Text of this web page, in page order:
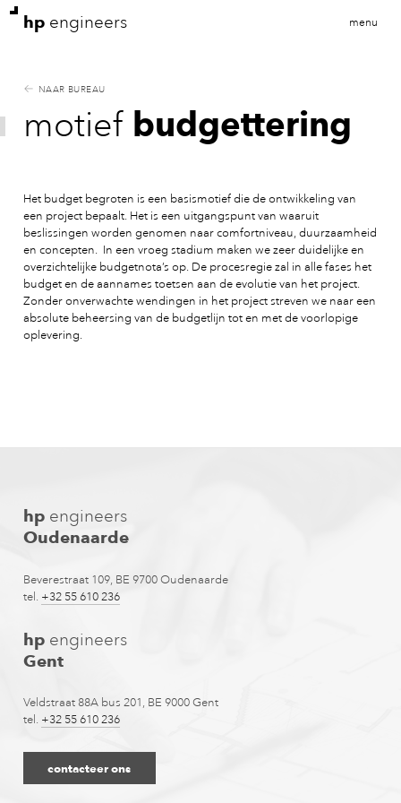
hpengineers menu
NAAR BUREAU
motief budgettering
Het budget begroten is een basismotief die de ontwikkeling van
een project bepaalt. Het is een uitgangspunt van waaruit
beslissingen worden genomen naar comfortniveau, duurzaamheid
en concepten. In een vroeg stadium maken we zeer duidelijke en
overzichtelijke budgetnota’s op. De procesregie zal in alle fases het
budget en de aannames toetsen aan de evolutie van het project.
Zonder onverwachte wendingen in het project streven we naar een
absolute beheersing van de budgetlijn tot en met de voorlopige
oplevering.
hpengineers
Oudenaarde
Beverestraat 109, BE 9700 Oudenaarde
tel. +32 55 610 236
hpengineers
Gent
Veldstraat 88A bus 201, BE 9000 Gent
tel. +32 55 610 236
contacteer ons